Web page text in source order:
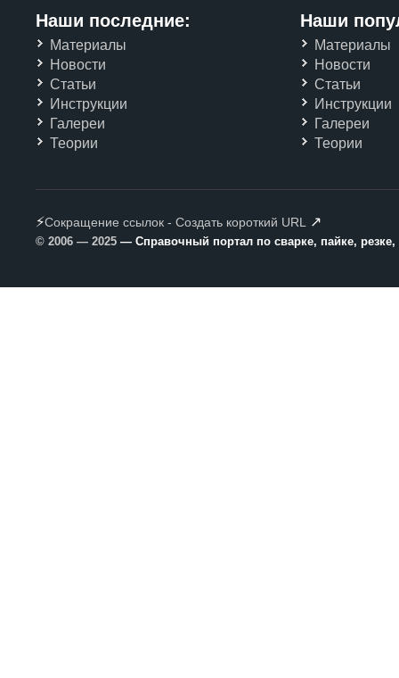
Наши последние:
Материалы
Новости
Статьи
Инструкции
Галереи
Теории
Наши
Материалы
Новости
Статьи
Инструкции
Галереи
Теории
⚡Сокращение ссылок - Создать короткий URL ↗
© 2006 — 2025 — Справочный портал по сварке, пайке,